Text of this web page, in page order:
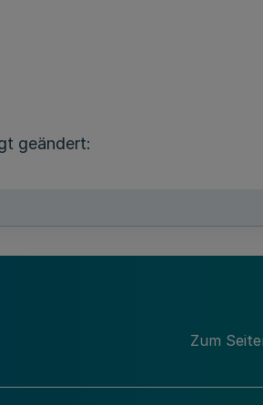
geändert:
Zum